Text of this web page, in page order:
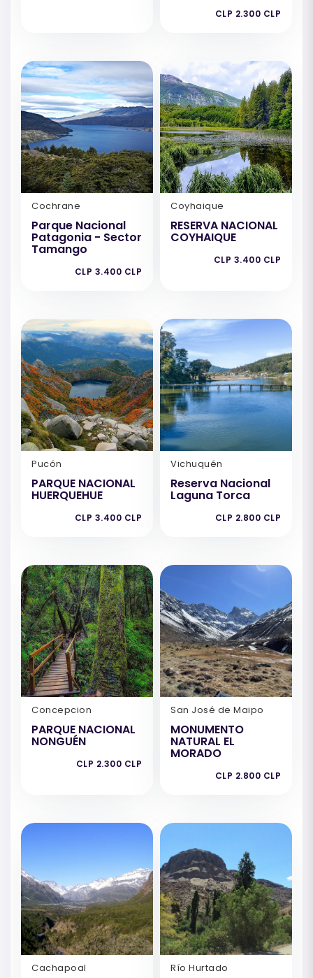
CLP 2.300 CLP
Cochrane
Parque Nacional
Patagonia - Sector
Tamango
CLP 3.400 CLP
Coyhaique
RESERVA NACIONAL
COYHAIQUE
CLP 3.400 CLP
Pucón
PARQUE NACIONAL
HUERQUEHUE
CLP 3.400 CLP
Vichuquén
Reserva Nacional
Laguna Torca
CLP 2.800 CLP
Concepcion
PARQUE NACIONAL
NONGUÉN
CLP 2.300 CLP
San José de Maipo
MONUMENTO
NATURAL EL
MORADO
CLP 2.800 CLP
Cachapoal Río Hurtado